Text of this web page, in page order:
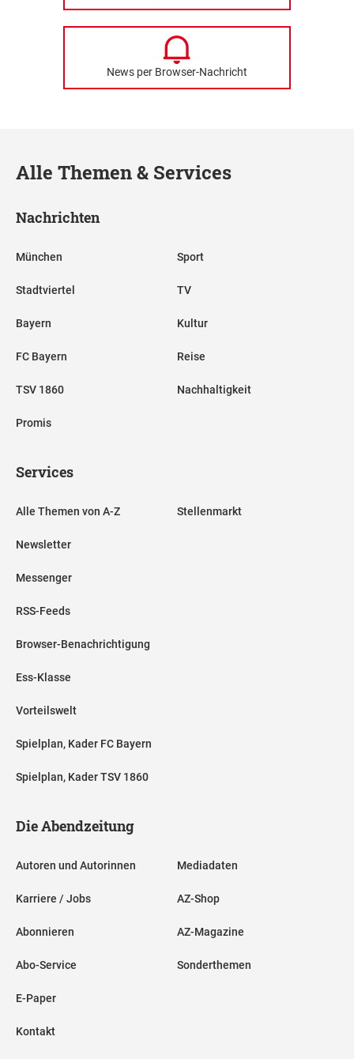
News per Browser-Nachricht
Alle Themen & Services
Nachrichten
München
Stadtviertel
Bayern
FC Bayern
TSV 1860
Promis
Sport
TV
Kultur
Reise
Nachhaltigkeit
Services
Alle Themen von A-Z
Newsletter
Messenger
RSS-Feeds
Browser-Benachrichtigung
Ess-Klasse
Vorteilswelt
Spielplan, Kader FC Bayern
Spielplan, Kader TSV 1860
Stellenmarkt
Die Abendzeitung
Autoren und Autorinnen
Karriere / Jobs
Abonnieren
Abo-Service
E-Paper
Kontakt
Mediadaten
AZ-Shop
AZ-Magazine
Sonderthemen